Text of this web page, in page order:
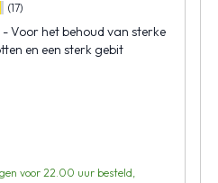
(17)
Voor het behoud van sterke
en een sterk gebit
voor 22.00 uur besteld,